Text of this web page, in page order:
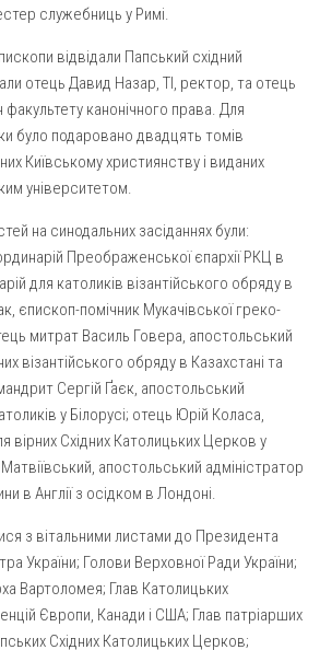
служебниць у Римі.
відвідали Папський східний
отець Давид Назар, ТІ, ректор, та отець
канонічного права. Для
було подаровано двадцять томів
Київському християнству і виданих
університетом.
на синодальних засіданнях були:
Преображенської єпархії РКЦ в
для католиків візантійського обряду в
єпископ-помічник Мукачівської греко-
митрат Василь Говера, апостольський
візантійського обряду в Казахстані та
Сергій Ґаєк, апостольський
у Білорусі; отець Юрій Коласа,
вірних Східних Католицьких Церков у
апостольський адміністратор
в Англії з осідком в Лондоні.
з вітальними листами до Президента
України; Голови Верховної Ради України;
Вартоломея; Глав Католицьких
Європи, Канади і США; Глав патріарших
Східних Католицьких Церков;